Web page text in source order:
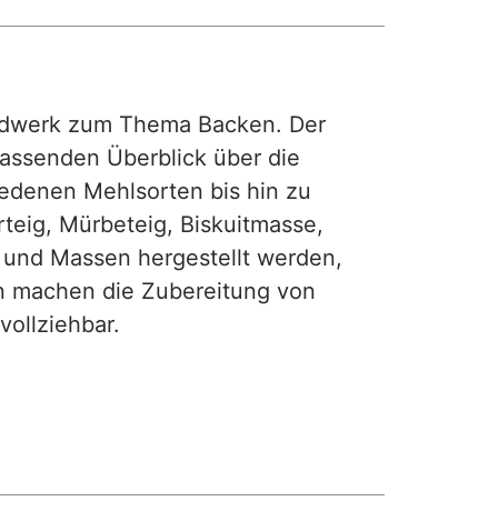
zum Thema Backen. Der
Überblick über die
Mehlsorten bis hin zu
Mürbeteig, Biskuitmasse,
Massen hergestellt werden,
die Zubereitung von